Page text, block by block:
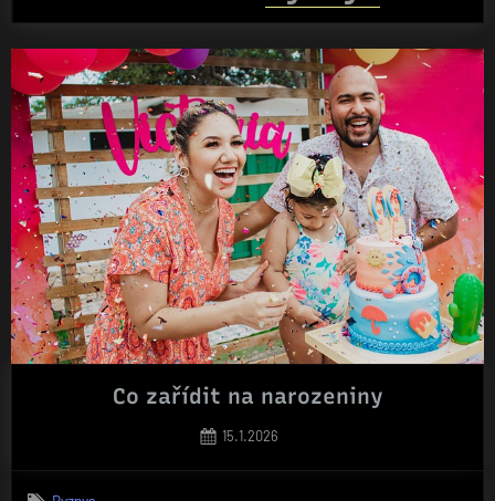
Co zařídit na narozeniny
Posted
15.1.2026